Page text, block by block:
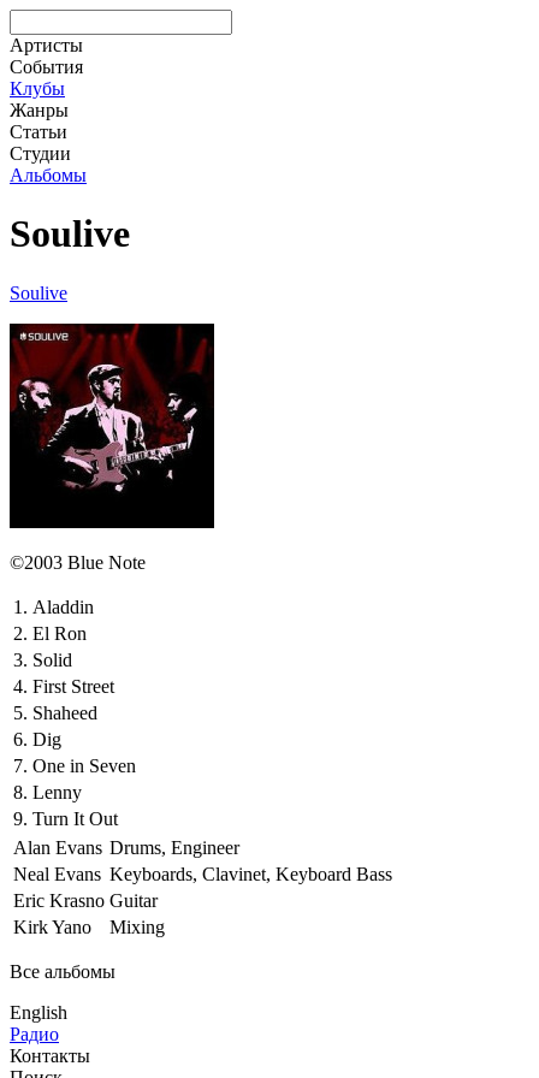
Артисты
События
Клубы
Жанры
Статьи
Студии
Альбомы
Soulive
Soulive
©2003 Blue Note
1. Aladdin
2. El Ron
3. Solid
4. First Street
5. Shaheed
6. Dig
7. One in Seven
8. Lenny
9. Turn It Out
Alan Evans Drums, Engineer
Neal Evans Keyboards, Clavinet, Keyboard Bass
Eric Krasno Guitar
Kirk Yano
Mixing
Все альбомы
English
Радио
Контакты